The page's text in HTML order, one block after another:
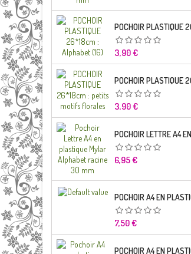
Prix
3,90 €
Prix
3,90 €
Prix
6,95 €
Prix
7,50 €